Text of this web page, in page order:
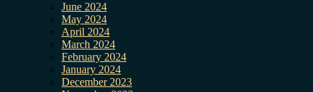
June 2024
May 2024
April 2024
March 2024
February 2024
January 2024
December 2023